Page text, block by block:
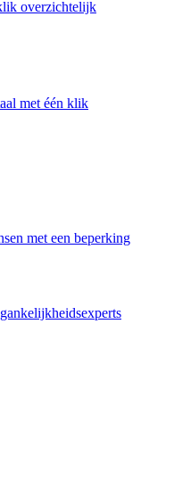
overzichtelijk
met één klik
met een beperking